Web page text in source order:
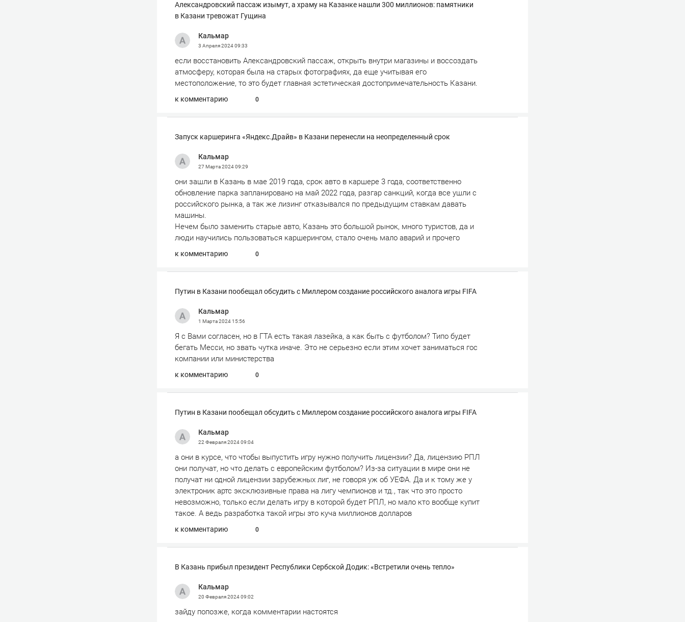
Александровский пассаж изымут, а храму на Казанке нашли 300 миллионов: памятники
в Казани тревожат Гущина
Кальмар
3 Апреля 202409:33
если восстановить Александровский пассаж, открыть внутри магазины и воссоздать
атмосферу, которая была на старых фотографиях, да еще учитывая его
местоположение, то это будет главная эстетическая достопримечательность Казани.
к комментарию 0
Запуск каршеринга «Яндекс.Драйв» в Казани перенесли на неопределенный срок
Кальмар
27 Марта 202409:29
они зашли в Казань в мае 2019 года, срок авто в каршере 3 года, соответственно
обновление парка запланировано на май 2022 года, разгар санкций, когда все ушли с
российского рынка, а так же лизинг отказывался по предыдущим ставкам давать
машины.
Нечем было заменить старые авто, Казань это большой рынок, много туристов, да и
люди научились пользоваться каршерингом, стало очень мало аварий и прочего
к комментарию 0
Путин в Казани пообещал обсудить с Миллером создание российского аналога игры FIFA
Кальмар
1 Марта 202415:56
Я с Вами согласен, но в ГТА есть такая лазейка, а как быть с футболом? Типо будет
бегать Месси, но звать чутка иначе. Это не серьезно если этим хочет заниматься гос
компании или министерства
к комментарию 0
Путин в Казани пообещал обсудить с Миллером создание российского аналога игры FIFA
Кальмар
22 Февраля 202409:04
а они в курсе, что чтобы выпустить игру нужно получить лицензии? Да, лицензию РПЛ
они получат, но что делать с европейским футболом? Из-за ситуации в мире они не
получат ни одной лицензии зарубежных лиг, не говоря уж об УЕФА. Да и к тому же у
электроник артс эксклюзивные права на лигу чемпионов и тд., так что это просто
невозможно, только если делать игру в которой будет РПЛ, но мало кто вообще купит
такое. А ведь разработка такой игры это куча миллионов долларов
к комментарию 0
В Казань прибыл президент Республики Сербской Додик: «Встретили очень тепло»
Кальмар
20 Февраля 202409:02
зайду попозже, когда комментарии настоятся